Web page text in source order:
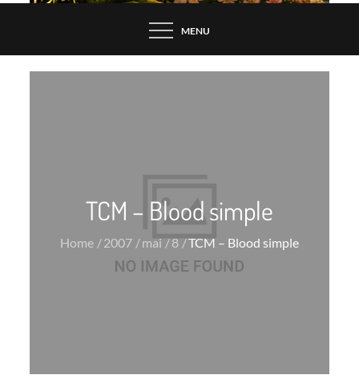
MENU
TCM – Blood simple
Home 2007 mai 8 TCM – Blood simple